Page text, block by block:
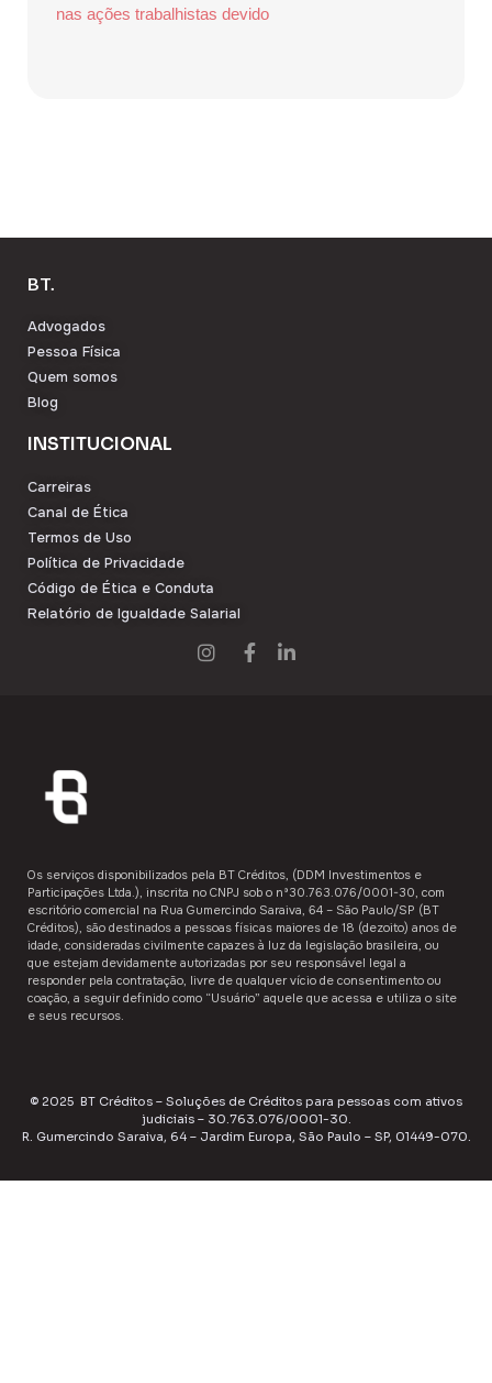
nas ações trabalhistas devido
BT.
Advogados
Pessoa Física
Quem somos
Blog
INSTITUCIONAL
Carreiras
Canal de Ética
Termos de Uso
Política de Privacidade
Código de Ética e Conduta
Relatório de Igualdade Salarial
Os serviços disponibilizados pela ​BT Créditos,​ (DDM Investimentos e
Participações Ltda.), inscrita no CNPJ sob o nº30.763.076/0001-30, com
escritório comercial na Rua Gumercindo Saraiva, 64 – São Paulo/SP (BT
Créditos), são destinados a ​pessoas físicas maiores de 18 (dezoito) anos de
idade,​ consideradas civilmente capazes à luz da legislação brasileira, ou
que estejam devidamente autorizadas por seu responsável legal a
responder pela contratação, livre de qualquer vício de consentimento ou
coação, a seguir definido como “Usuário”​​ aquele que acessa e utiliza o site
e seus recursos.
© 2025 BT Créditos – Soluções de Créditos para pessoas com ativos
judiciais – 30.763.076/0001-30.
R. Gumercindo Saraiva, 64 – Jardim Europa, São Paulo – SP, 01449-070.